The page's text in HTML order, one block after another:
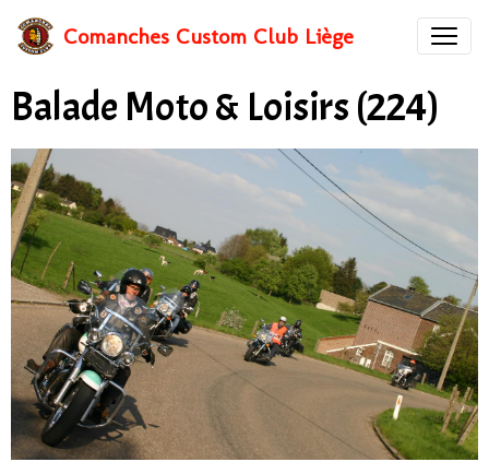
Comanches Custom Club Liège
Balade Moto & Loisirs (224)